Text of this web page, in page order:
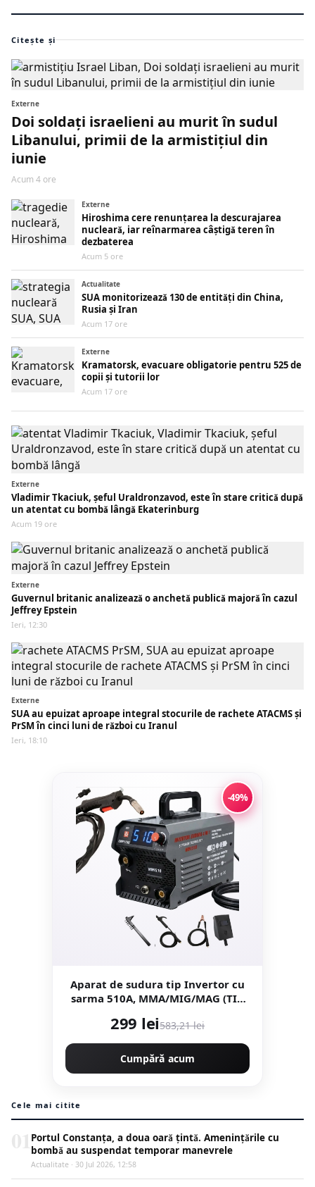
Citește și
Externe
Doi soldați israelieni au murit în sudul
Libanului, primii de la armistițiul din
iunie
Acum 4 ore
Externe
Hiroshima cere renunțarea la descurajarea
nucleară, iar reînarmarea câștigă teren în
dezbaterea
Acum 5 ore
Actualitate
SUA monitorizează 130 de entități din China,
Rusia și Iran
Acum 17 ore
Externe
Kramatorsk, evacuare obligatorie pentru 525 de
copii și tutorii lor
Acum 17 ore
Externe
Vladimir Tkaciuk, șeful Uraldronzavod, este în stare critică după
un atentat cu bombă lângă Ekaterinburg
Acum 19 ore
Externe
Guvernul britanic analizează o anchetă publică majoră în cazul
Jeffrey Epstein
Ieri, 12:30
Externe
SUA au epuizat aproape integral stocurile de rachete ATACMS și
PrSM în cinci luni de război cu Iranul
Ieri, 18:10
-49%
Aparat de sudura tip Invertor cu
sarma 510A, MMA/MIG/MAG (TIG
2M*, afisaj digital, ventilat, URAL
MASH IGBT TEHNOLOGY ULTRA
HYBRID
299 lei583,21 lei
Cumpără acum
Cele mai citite
Portul Constanța, a doua oară țintă. Amenințările cu
bombă au suspendat temporar manevrele
Actualitate · 30 Jul 2026, 12:58